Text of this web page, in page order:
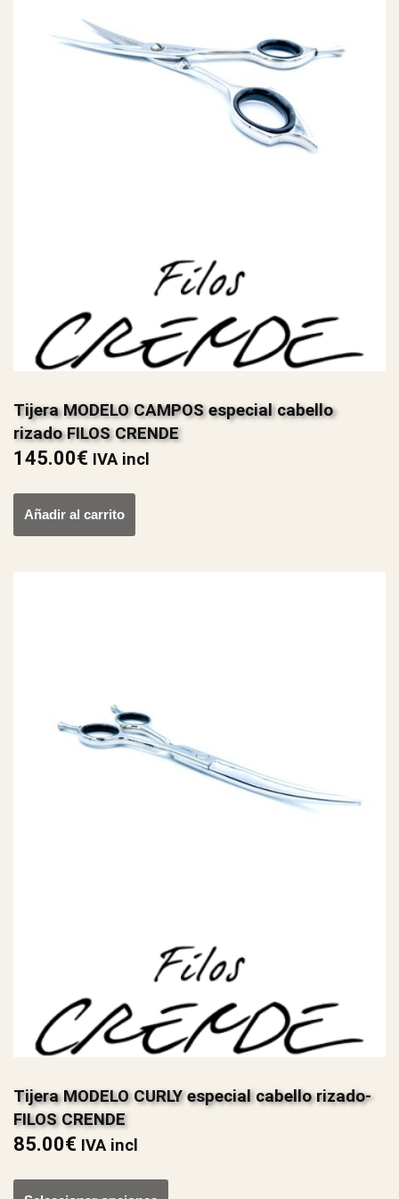
Tijera MODELO CAMPOS especial cabello
rizado FILOS CRENDE
145.00€ IVA incl
Añadir al carrito
Tijera MODELO CURLY especial cabello rizado-
FILOS CRENDE
85.00€ IVA incl